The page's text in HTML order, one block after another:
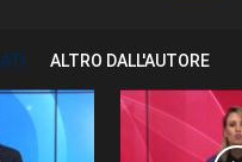
ALTRO DALL'AUTORE